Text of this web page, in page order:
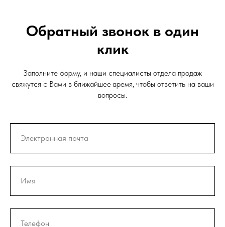
Обратный звонок в один
клик
Заполните форму, и наши специалисты отдела продаж
свяжутся с Вами в ближайшее время, чтобы ответить на ваши
вопросы.